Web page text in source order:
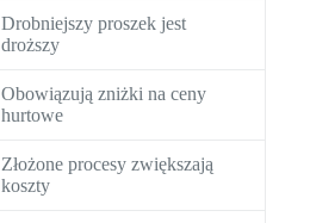
Drobniejszy proszek jest
droższy
Obowiązują zniżki na ceny
hurtowe
Złożone procesy zwiększają
koszty